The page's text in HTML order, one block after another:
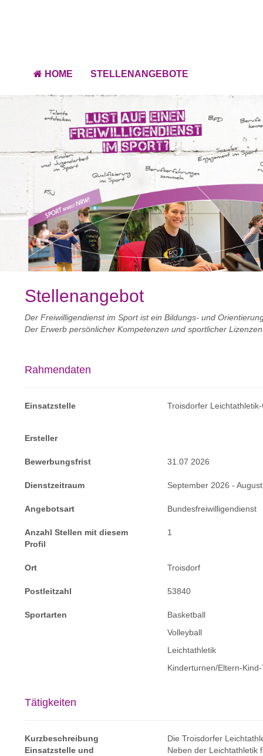
HOME STELLENANGEBOTE
Stellenangebot
Der Freiwilligendienst im Sport ist ein Bildungs- und
Der Erwerb persönlicher Kompetenzen und sportlicher
Rahmendaten
Einsatzstelle Troisdorfer
Ersteller
Bewerbungsfrist 31.07 2026
Dienstzeitraum September 2026 -
Angebotsart Bundesfreiwilligendienst
Anzahl Stellen mit diesem
Profil
1
Ort Troisdorf
Postleitzahl 53840
Sportarten
Basketball
Volleyball
Leichtathletik
Kinderturnen/Eltern-
Tätigkeiten
Kurzbeschreibung
Einsatzstelle und
Die Troisdorfer
Neben der Leichtathletik